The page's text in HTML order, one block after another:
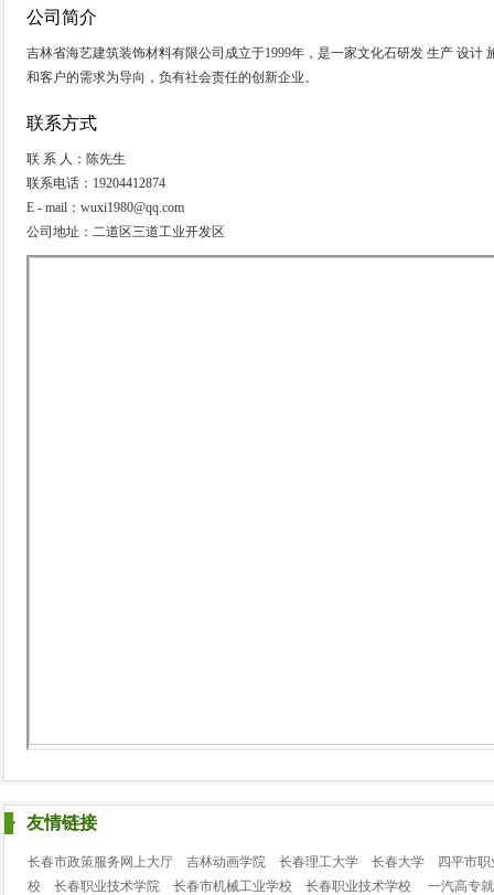
公司简介
吉林省海艺建筑装饰材料有限公司成立于1999年，是一家文化石研发 生产 设
和客户的需求为导向，负有社会责任的创新企业。
联系方式
联 系 人：陈先生
联系电话：19204412874
E - mail：wuxi1980@qq.com
公司地址：二道区三道工业开发区
友情链接
长春市政策服务网上大厅 吉林动画学院 长春理工大学 长春大学
四平市
校
长春职业技术学院 长春市机械工业学校 长春职业技术学校 一汽高专